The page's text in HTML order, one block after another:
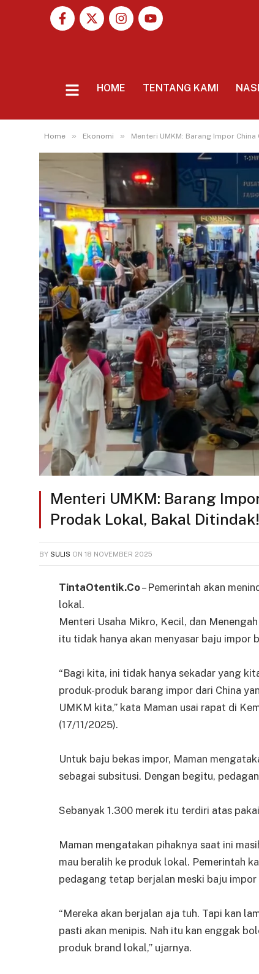
HOME TENTANG KAMI
Home » Ekonomi » Menteri UMKM: Barang Impor
Menteri UMKM: Barang
Prodak Lokal, Bakal Ditindak!
BY SULIS ON 18 NOVEMBER 2025
TintaOtentik.Co– Pemerintah akan
lokal.
Menteri Usaha Mikro, Kecil, dan
itu tidak hanya akan menyasar baju impor
“Bagi kita, ini tidak hanya sekadar yang
produk-produk barang impor dari China
UMKM kita,” kata Maman usai rapat di
(17/11/2025).
Untuk baju bekas impor, Maman
sebagai subsitusi. Dengan begitu,
Sebanyak 1.300 merek itu terdiri atas
Maman mengatakan pihaknya saat ini
mau beralih ke produk lokal. Pemerintah
pedagang tetap berjalan meski baju impor
“Mereka akan berjalan aja tuh. Tapi kan
pasti akan menipis. Nah itu kan enggak
produk brand lokal,” ujarnya.